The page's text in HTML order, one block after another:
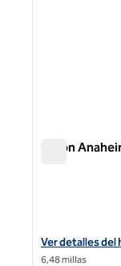
Hilton
Ver detalles del
Ver detalles del
6,48 millas